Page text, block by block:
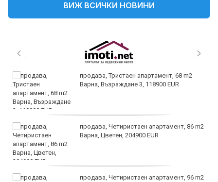
ВИЖ ВСИЧКИ НОВИНИ
продава, Тристаен апартамент, 68 m2
Варна, Възраждане 3, 118900 EUR
продава, Четиристаен апартамент, 86 m2
Варна, Цветен, 204900 EUR
продава, Четиристаен апартамент, 96 m2